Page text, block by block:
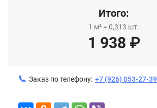
Итого:
1 м² = 0,313 шт.
1 938 ₽
Заказ по телефону: +7 (926) 053-27-39